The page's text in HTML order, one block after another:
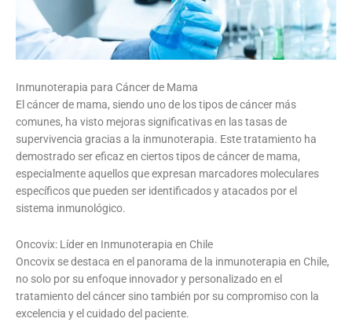
Inmunoterapia para Cáncer de Mama
El cáncer de mama, siendo uno de los tipos de cáncer más
comunes, ha visto mejoras significativas en las tasas de
supervivencia gracias a la inmunoterapia. Este tratamiento ha
demostrado ser eficaz en ciertos tipos de cáncer de mama,
especialmente aquellos que expresan marcadores moleculares
específicos que pueden ser identificados y atacados por el
sistema inmunológico.
Oncovix: Líder en Inmunoterapia en Chile
Oncovix se destaca en el panorama de la inmunoterapia en Chile,
no solo por su enfoque innovador y personalizado en el
tratamiento del cáncer sino también por su compromiso con la
excelencia y el cuidado del paciente.